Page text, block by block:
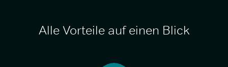
Alle Vorteile auf einen Blick